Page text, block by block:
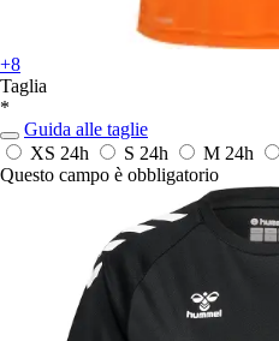
+8
Taglia
*
Guida alle taglie
XS 24h S 24h M 24h
Questo campo è obbligatorio